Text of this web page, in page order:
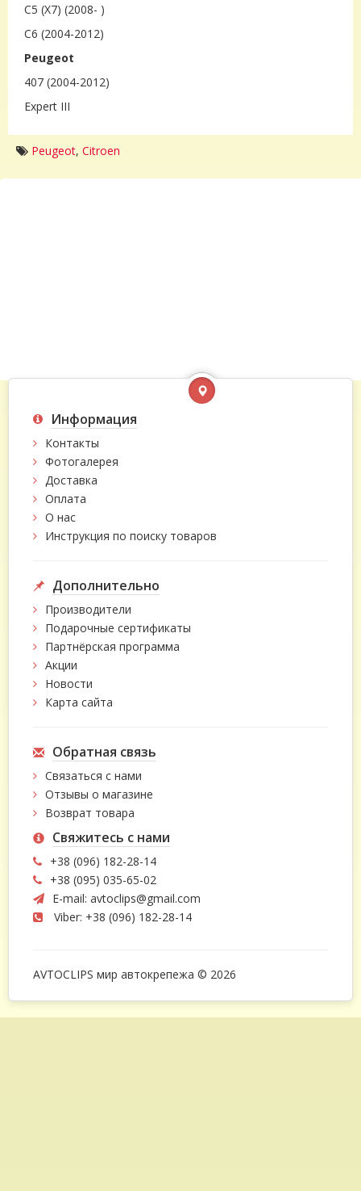
C5 (X7) (2008- )
C6 (2004-2012)
Peugeot
407 (2004-2012)
Expert III
Peugeot, Citroen
Информация
Контакты
Фотогалерея
Доставка
Оплата
О нас
Инструкция по поиску товаров
Дополнительно
Производители
Подарочные сертификаты
Партнёрская программа
Акции
Новости
Карта сайта
Обратная связь
Связаться с нами
Отзывы о магазине
Возврат товара
Свяжитесь с нами
+38 (096) 182-28-14
+38 (095) 035-65-02
E-mail: avtoclips@gmail.com
Viber: +38 (096) 182-28-14
AVTOCLIPS мир автокрепежа © 2026